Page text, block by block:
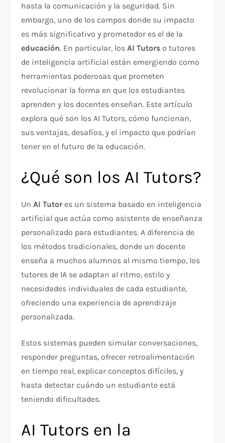
hasta la comunicación y la seguridad. Sin
embargo, uno de los campos donde su impacto
es más significativo y prometedor es el de la
educación. En particular, losAI Tutors o tutores
de inteligencia artificial están emergiendo como
herramientas poderosas que prometen
revolucionar la forma en que los estudiantes
aprenden y los docentes enseñan. Este artículo
explora qué son los AI Tutors, cómo funcionan,
sus ventajas, desafíos, y el impacto que podrían
tener en el futuro de la educación.
¿Qué son los AI Tutors?
UnAI Tutores un sistema basado en inteligencia
artificial que actúa como asistente de enseñanza
personalizado para estudiantes. A diferencia de
los métodos tradicionales, donde un docente
enseña a muchos alumnos al mismo tiempo, los
tutores de IA se adaptan al ritmo, estilo y
necesidades individuales de cada estudiante,
ofreciendo una experiencia de aprendizaje
personalizada.
Estos sistemas pueden simular conversaciones,
responder preguntas, ofrecer retroalimentación
en tiempo real, explicar conceptos difíciles, y
hasta detectar cuándo un estudiante está
teniendo dificultades.
AI Tutors en la